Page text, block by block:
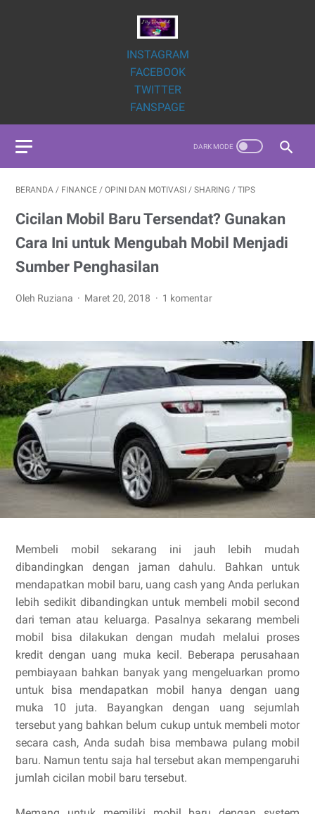
INSTAGRAM
FACEBOOK
TWITTER
FANSPAGE
BERANDA / FINANCE / OPINI DAN MOTIVASI / SHARING / TIPS
Cicilan Mobil Baru Tersendat? Gunakan
Cara Ini untuk Mengubah Mobil Menjadi
Sumber Penghasilan
Oleh Ruziana Maret 20, 2018 1 komentar
Membeli mobil sekarang ini jauh lebih mudah
dibandingkan dengan jaman dahulu. Bahkan untuk
mendapatkan mobil baru, uang cash yang Anda perlukan
lebih sedikit dibandingkan untuk membeli mobil second
dari teman atau keluarga. Pasalnya sekarang membeli
mobil bisa dilakukan dengan mudah melalui proses
kredit dengan uang muka kecil. Beberapa perusahaan
pembiayaan bahkan banyak yang mengeluarkan promo
untuk bisa mendapatkan mobil hanya dengan uang
muka 10 juta. Bayangkan dengan uang sejumlah
tersebut yang bahkan belum cukup untuk membeli motor
secara cash, Anda sudah bisa membawa pulang mobil
baru. Namun tentu saja hal tersebut akan mempengaruhi
jumlah cicilan mobil baru tersebut.